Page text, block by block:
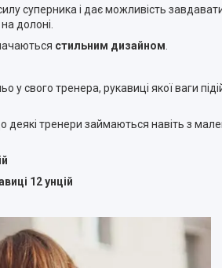
суперника і дає можливість
долоні.
стильним дизайном
свого тренера, рукавиці якої ваги
деякі тренери займаються навіть з
12 унцій